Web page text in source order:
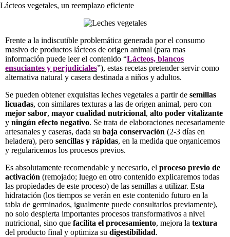
Lácteos vegetales, un reemplazo eficiente
Frente a la indiscutible problemática generada por el consumo
masivo de productos lácteos de origen animal (para mas
información puede leer el contenido “Lácteos, blancos
ensuciantes y perjudiciales”), estas recetas pretender servir como
alternativa natural y casera destinada a niños y adultos.
Se pueden obtener exquisitas leches vegetales a partir de semillas
licuadas, con similares texturas a las de origen animal, pero con
mejor sabor, mayor cualidad nutricional, alto poder vitalizante
y ningún efecto negativo. Se trata de elaboraciones necesariamente
artesanales y caseras, dada su baja conservación (2-3 días en
heladera), pero sencillas y rápidas, en la medida que organicemos
y regularicemos los procesos previos.
Es absolutamente recomendable y necesario, el proceso previo de
activación (remojado; luego en otro contenido explicaremos todas
las propiedades de este proceso) de las semillas a utilizar. Esta
hidratación (los tiempos se verán en este contenido futuro en la
tabla de germinados, igualmente puede consultarlos previamente),
no solo despierta importantes procesos transformativos a nivel
nutricional, sino que facilita el procesamiento, mejora la textura
del producto final y optimiza su digestibilidad.